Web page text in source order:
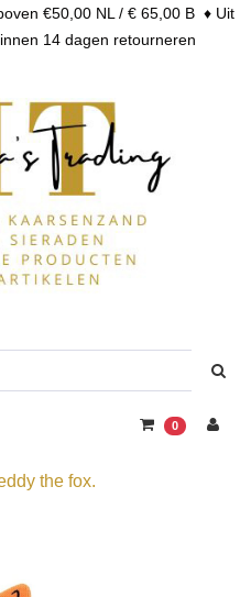
€50,00 NL / € 65,00 B ♦ Uit
14 dagen retourneren
0
the fox.